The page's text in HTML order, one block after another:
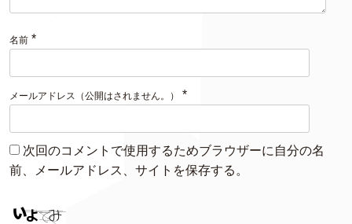
名前 *
メールアドレス（公開はされません。） *
次回のコメントで使用するためブラウザーに自分の名
前、メールアドレス、サイトを保存する。